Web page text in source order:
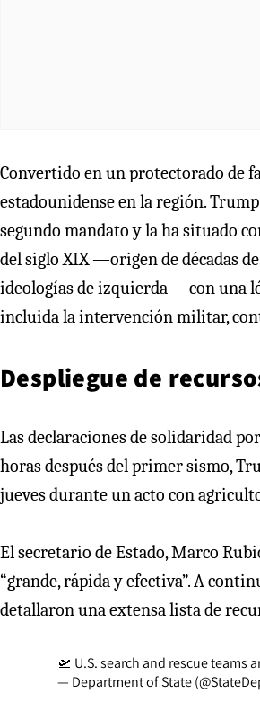
Convertido en un protectorado de
estadounidense en la región.
segundo mandato y la ha situado
del siglo XIX —origen de décadas
ideologías de izquierda— con una
incluida la intervención militar,
Despliegue de
Las declaraciones de solidaridad
horas después del primer sismo,
jueves durante un acto con
El secretario de Estado, Marco
“grande, rápida y efectiva”. A
detallaron una extensa lista de
🛫 U.S. search and rescue teams
— Department of State